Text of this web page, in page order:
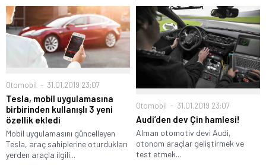
Otomobil 31.01.2019 23:07
Tesla, mobil uygulamasına
birbirinden kullanışlı 3 yeni
özellik ekledi
Mobil uygulamasını güncelleyen
Tesla, araç sahiplerine oturdukları
yerden araçla ilgili...
Otomobil 31.01.2019 23:07
Audi’den dev Çin hamlesi!
Alman otomotiv devi Audi,
otonom araçlar geliştirmek ve
test etmek...